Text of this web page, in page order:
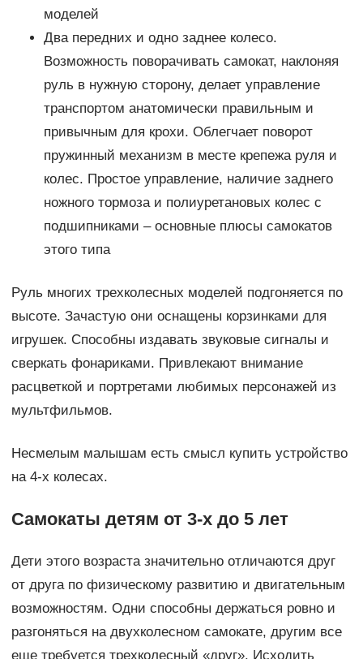
моделей
Два передних и одно заднее колесо.
Возможность поворачивать самокат, наклоняя
руль в нужную сторону, делает управление
транспортом анатомически правильным и
привычным для крохи. Облегчает поворот
пружинный механизм в месте крепежа руля и
колес. Простое управление, наличие заднего
ножного тормоза и полиуретановых колес с
подшипниками – основные плюсы самокатов
этого типа
Руль многих трехколесных моделей подгоняется по
высоте. Зачастую они оснащены корзинками для
игрушек. Способны издавать звуковые сигналы и
сверкать фонариками. Привлекают внимание
расцветкой и портретами любимых персонажей из
мультфильмов.
Несмелым малышам есть смысл купить устройство
на 4-х колесах.
Самокаты детям от 3-х до 5 лет
Дети этого возраста значительно отличаются друг
от друга по физическому развитию и двигательным
возможностям. Одни способны держаться ровно и
разгоняться на двухколесном самокате, другим все
еще требуется трехколесный «друг». Исходить